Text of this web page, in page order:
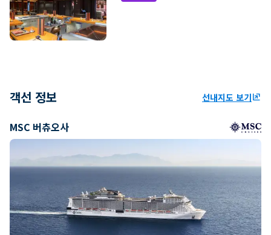
객선 정보 선내지도 보기ungroup
MSC 버츄오사